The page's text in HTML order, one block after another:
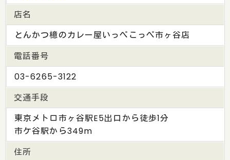
店名
とんかつ檍のカレー屋いっぺこっぺ市ヶ谷店
電話番号
03-6265-3122
交通手段
東京メトロ市ヶ谷駅E5出口から徒歩1分
市ケ谷駅から349m
住所